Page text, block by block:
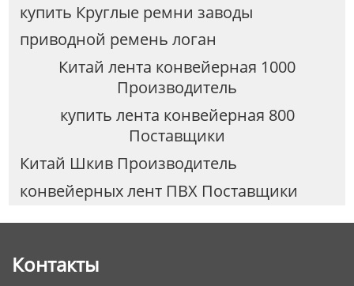
купить Круглые ремни заводы
приводной ремень логан
Китай лента конвейерная 1000
Производитель
купить лента конвейерная 800
Поставщики
Китай Шкив Производитель
конвейерных лент ПВХ Поставщики
Контакты